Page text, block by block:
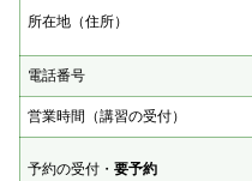
所在地（住所）
電話番号
営業時間（講習の受付）
予約の受付・ 要予約